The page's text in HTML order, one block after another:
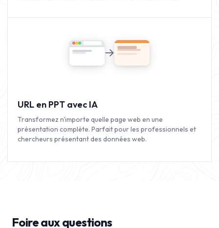
URL en PPT avec IA
Transformez n'importe quelle page web en une
présentation complète. Parfait pour les professionnels et
chercheurs présentant des données web.
Foire aux questions